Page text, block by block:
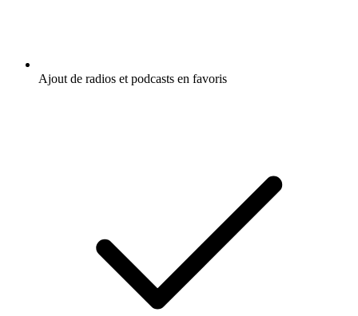
Ajout de radios et podcasts en favoris